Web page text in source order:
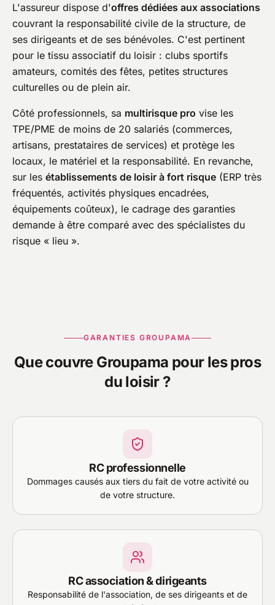
L'assureur dispose d'offres dédiées aux associations
couvrant la responsabilité civile de la structure, de
ses dirigeants et de ses bénévoles. C'est pertinent
pour le tissu associatif du loisir : clubs sportifs
amateurs, comités des fêtes, petites structures
culturelles ou de plein air.
Côté professionnels, sa multirisque pro vise les
TPE/PME de moins de 20 salariés (commerces,
artisans, prestataires de services) et protège les
locaux, le matériel et la responsabilité. En revanche,
sur les établissements de loisir à fort risque (ERP très
fréquentés, activités physiques encadrées,
équipements coûteux), le cadrage des garanties
demande à être comparé avec des spécialistes du
risque « lieu ».
GARANTIES GROUPAMA
Que couvre Groupama pour les pros
du loisir ?
RC professionnelle
Dommages causés aux tiers du fait de votre activité ou
de votre structure.
RC association & dirigeants
Responsabilité de l'association, de ses dirigeants et de